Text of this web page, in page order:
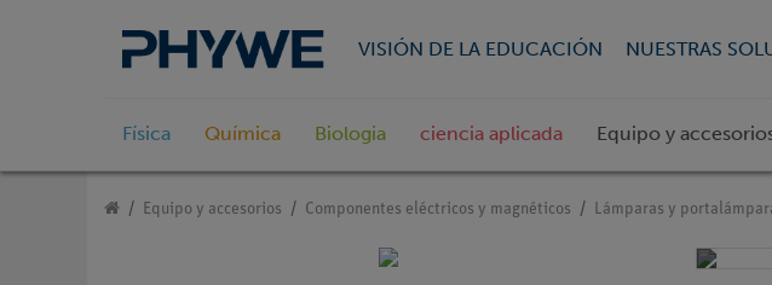
VISIÓN DE LA EDUCACIÓN NUESTRAS
Física Química Biologia ciencia aplicada Equipo y
Equipo y accesorios Componentes eléctricos y magnéticos Lámparas y